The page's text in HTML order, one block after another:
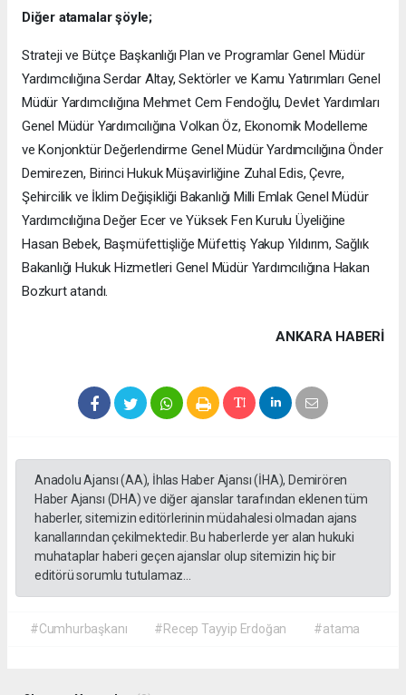
Diğer atamalar şöyle;
Strateji ve Bütçe Başkanlığı Plan ve Programlar Genel Müdür
Yardımcılığına Serdar Altay, Sektörler ve Kamu Yatırımları Genel
Müdür Yardımcılığına Mehmet Cem Fendoğlu, Devlet Yardımları
Genel Müdür Yardımcılığına Volkan Öz, Ekonomik Modelleme
ve Konjonktür Değerlendirme Genel Müdür Yardımcılığına Önder
Demirezen, Birinci Hukuk Müşavirliğine Zuhal Edis, Çevre,
Şehircilik ve İklim Değişikliği Bakanlığı Milli Emlak Genel Müdür
Yardımcılığına Değer Ecer ve Yüksek Fen Kurulu Üyeliğine
Hasan Bebek, Başmüfettişliğe Müfettiş Yakup Yıldırım, Sağlık
Bakanlığı Hukuk Hizmetleri Genel Müdür Yardımcılığına Hakan
Bozkurt atandı.
ANKARA HABERİ
Anadolu Ajansı (AA), İhlas Haber Ajansı (İHA), Demirören
Haber Ajansı (DHA) ve diğer ajanslar tarafından eklenen tüm
haberler, sitemizin editörlerinin müdahalesi olmadan ajans
kanallarından çekilmektedir. Bu haberlerde yer alan hukuki
muhataplar haberi geçen ajanslar olup sitemizin hiç bir
editörü sorumlu tutulamaz...
#Cumhurbaşkanı #Recep Tayyip Erdoğan #atama